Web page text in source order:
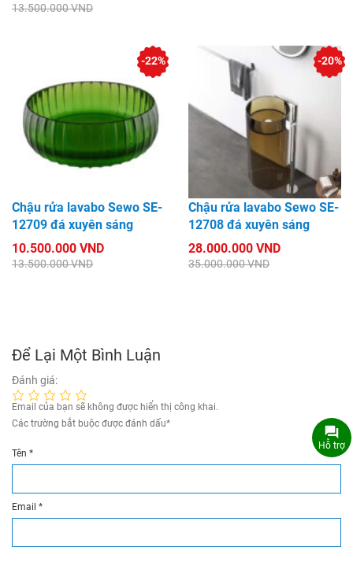
13.500.000 VND
Chậu rửa lavabo Sewo SE-
12709 đá xuyên sáng
10.500.000 VND
13.500.000 VND
-22%
Chậu rửa lavabo Sewo SE-
12708 đá xuyên sáng
28.000.000 VND
35.000.000 VND
-20%
Để Lại Một Bình Luận
Đánh giá:
Email của bạn sẽ không được hiển thị công khai.
Các trường bắt buộc được đánh dấu*
Tên *
Email *
Hỗ trợ